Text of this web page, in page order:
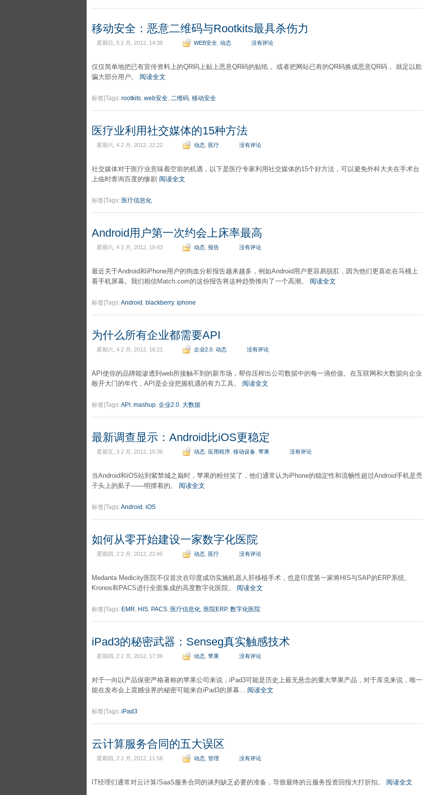
移动安全：恶意二维码与Rootkits最具杀伤力
星期日, 5 2 月, 2012, 14:38 WEB安全 动态 没有评论
仅仅简单地把已有宣传资料上的QR码上贴上恶意QR码的贴纸， 或者把网站已有的QR码换成恶意QR码， 就足以欺
骗大部分用户。 阅读全文
标签|Tags: rootkits, web安全, 二维码, 移动安全
医疗业利用社交媒体的15种方法
星期六, 4 2 月, 2012, 22:22 动态 医疗 没有评论
社交媒体对于医疗业意味着空前的机遇，以下是医疗专家利用社交媒体的15个好方法，可以避免外科大夫在手术台
上临时查询百度的惨剧 阅读全文
标签|Tags: 医疗信息化
Android用户第一次约会上床率最高
星期六, 4 2 月, 2012, 19:43 动态 报告 没有评论
最近关于Android和iPhone用户的狗血分析报告越来越多，例如Android用户更容易脱肛，因为他们更喜欢在马桶上
看手机屏幕。我们相信Match.com的这份报告将这种趋势推向了一个高潮。 阅读全文
标签|Tags:Android , blackberry, iphone
为什么所有企业都需要API
星期六, 4 2 月, 2012, 18:21 企业2.0 动态 没有评论
API使你的品牌能渗透到web所接触不到的新市场，帮你压榨出公司数据中的每一滴价值。在互联网和大数据向企业
敞开大门的年代，API是企业把握机遇的有力工具。 阅读全文
标签|Tags:API , mashup, 企业2.0, 大数据
最新调查显示：Android比iOS更稳定
星期五, 3 2 月, 2012, 15:36 动态 应用程序 移动设备 苹果 没有评论
当Android和iOS站到紫禁城之巅时，苹果的粉丝笑了，他们通常认为iPhone的稳定性和流畅性超过Android手机是秃
子头上的虱子——明摆着的。 阅读全文
标签|Tags:Android , iOS
如何从零开始建设一家数字化医院
星期四, 2 2 月, 2012, 22:45 动态 医疗 没有评论
Medanta Medicity医院不仅首次在印度成功实施机器人肝移植手术，也是印度第一家将HIS与SAP的ERP系统、
Kronos和PACS进行全面集成的高度数字化医院。 阅读全文
标签|Tags: EMR, HIS, PACS, 医疗信息化, 医院ERP, 数字化医院
iPad3的秘密武器：Senseg真实触感技术
星期四, 2 2 月, 2012, 17:36 动态 苹果 没有评论
对于一向以产品保密严格著称的苹果公司来说，iPad3可能是历史上最无悬念的重大苹果产品，对于库克来说，唯一
能在发布会上震撼业界的秘密可能来自iPad3的屏幕... 阅读全文
标签|Tags: iPad3
云计算服务合同的五大误区
星期四, 2 2 月, 2012, 11:58 动态 管理 没有评论
IT经理们通常对云计算/SaaS服务合同的谈判缺乏必要的准备，导致最终的云服务投资回报大打折扣。 阅读全文